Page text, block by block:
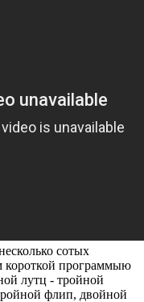
сотых
короткой программыю
лутц - тройной
флип, двойной